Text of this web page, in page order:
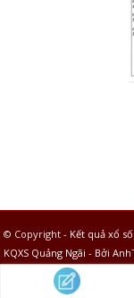
© Copyright - Kết quả xổ
KQXS Quảng Ngãi - Bởi
Thông tin chỉ mang tính
về việc sử dụng thông tin